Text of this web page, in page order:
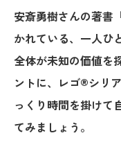
安斎勇樹さんの著書
かれている、一人ひ
全体が未知の価値を
ントに、レゴ®シリ
っくり時間を掛けて
てみましょう。